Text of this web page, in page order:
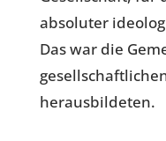
abso­lu­ter
Das war die
herausbildeten.